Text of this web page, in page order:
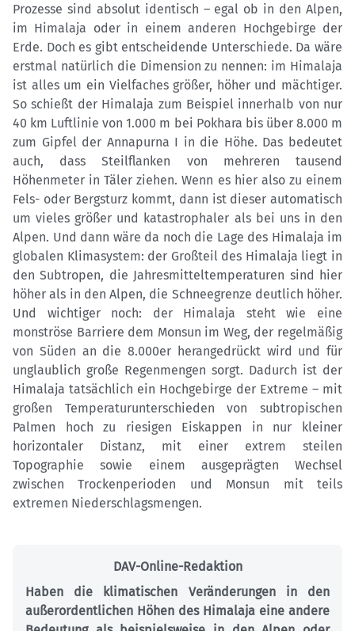
Prozesse sind absolut identisch – egal ob in den Alpen,
im Himalaja oder in einem anderen Hochgebirge der
Erde. Doch es gibt entscheidende Unterschiede. Da wäre
erstmal natürlich die Dimension zu nennen: im Himalaja
ist alles um ein Vielfaches größer, höher und mächtiger.
So schießt der Himalaja zum Beispiel innerhalb von nur
40 km Luftlinie von 1.000 m bei Pokhara bis über 8.000 m
zum Gipfel der Annapurna I in die Höhe. Das bedeutet
auch, dass Steilflanken von mehreren tausend
Höhenmeter in Täler ziehen. Wenn es hier also zu einem
Fels- oder Bergsturz kommt, dann ist dieser automatisch
um vieles größer und katastrophaler als bei uns in den
Alpen. Und dann wäre da noch die Lage des Himalaja im
globalen Klimasystem: der Großteil des Himalaja liegt in
den Subtropen, die Jahresmitteltemperaturen sind hier
höher als in den Alpen, die Schneegrenze deutlich höher.
Und wichtiger noch: der Himalaja steht wie eine
monströse Barriere dem Monsun im Weg, der regelmäßig
von Süden an die 8.000er herangedrückt wird und für
unglaublich große Regenmengen sorgt. Dadurch ist der
Himalaja tatsächlich ein Hochgebirge der Extreme – mit
großen Temperaturunterschieden von subtropischen
Palmen hoch zu riesigen Eiskappen in nur kleiner
horizontaler Distanz, mit einer extrem steilen
Topographie sowie einem ausgeprägten Wechsel
zwischen Trockenperioden und Monsun mit teils
extremen Niederschlagsmengen.
DAV-Online-Redaktion
Haben die klimatischen Veränderungen in den
außerordentlichen Höhen des Himalaja eine andere